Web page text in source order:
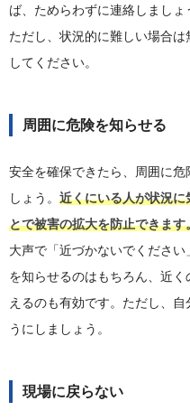
ば、ためらわずに連絡しましょ
ただし、状況的に難しい場合
してください。
周囲に危険を知らせる
安全を確保できたら、周囲に
しょう。 近くにいる人が状況
とで被害の拡大を防止できます
大声で「近づかないでくださ
を知らせるのはもちろん、近
えるのも有効です。ただし、
うにしましょう。
現場に戻らない